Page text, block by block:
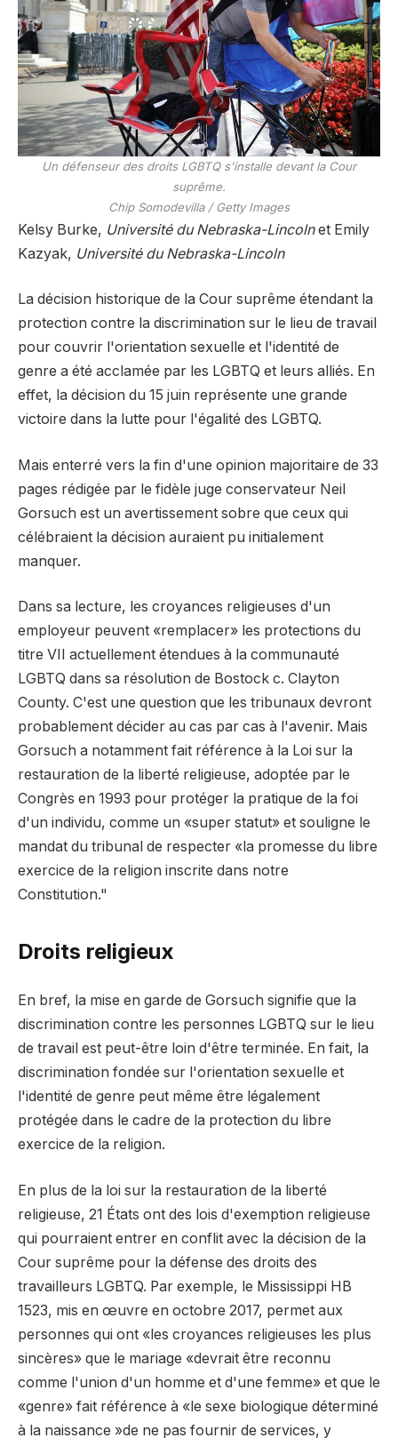
Un défenseur des droits LGBTQ s'installe devant la Cour
suprême.
Chip Somodevilla / Getty Images
Kelsy Burke, Université du Nebraska-Lincolnet Emily
Kazyak, Université du Nebraska-Lincoln
La décision historique de la Cour suprême étendant la
protection contre la discrimination sur le lieu de travail
pour couvrir l'orientation sexuelle et l'identité de
genre a été acclamée par les LGBTQ et leurs alliés. En
effet, la décision du 15 juin représente une grande
victoire dans la lutte pour l'égalité des LGBTQ.
Mais enterré vers la fin d'une opinion majoritaire de 33
pages rédigée par le fidèle juge conservateur Neil
Gorsuch est un avertissement sobre que ceux qui
célébraient la décision auraient pu initialement
manquer.
Dans sa lecture, les croyances religieuses d'un
employeur peuvent «remplacer» les protections du
titre VII actuellement étendues à la communauté
LGBTQ dans sa résolution de Bostock c. Clayton
County. C'est une question que les tribunaux devront
probablement décider au cas par cas à l'avenir. Mais
Gorsuch a notamment fait référence à la Loi sur la
restauration de la liberté religieuse, adoptée par le
Congrès en 1993 pour protéger la pratique de la foi
d'un individu, comme un «super statut» et souligne le
mandat du tribunal de respecter «la promesse du libre
exercice de la religion inscrite dans notre
Constitution."
Droits religieux
En bref, la mise en garde de Gorsuch signifie que la
discrimination contre les personnes LGBTQ sur le lieu
de travail est peut-être loin d'être terminée. En fait, la
discrimination fondée sur l'orientation sexuelle et
l'identité de genre peut même être légalement
protégée dans le cadre de la protection du libre
exercice de la religion.
En plus de la loi sur la restauration de la liberté
religieuse, 21 États ont des lois d'exemption religieuse
qui pourraient entrer en conflit avec la décision de la
Cour suprême pour la défense des droits des
travailleurs LGBTQ. Par exemple, le Mississippi HB
1523, mis en œuvre en octobre 2017, permet aux
personnes qui ont «les croyances religieuses les plus
sincères» que le mariage «devrait être reconnu
comme l'union d'un homme et d'une femme» et que le
«genre» fait référence à «le sexe biologique déterminé
à la naissance »de ne pas fournir de services, y